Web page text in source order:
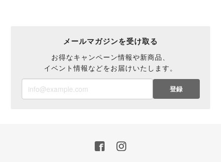
メールマガジンを受け取る
お得なキャンペーン情報や新商品、
イベント情報などをお届けいたします。
登録